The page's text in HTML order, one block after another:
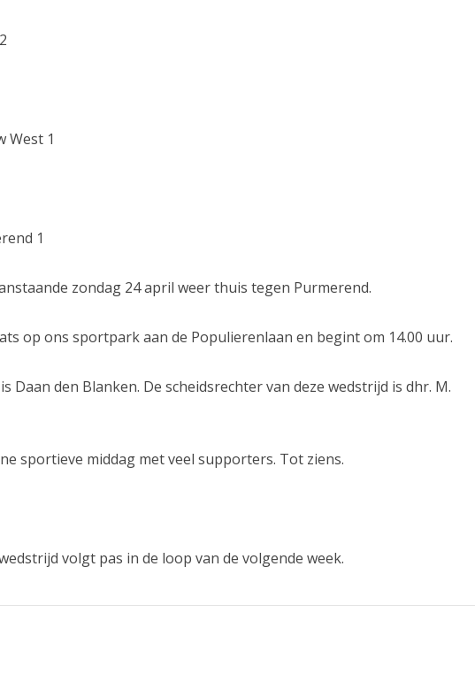
West 1
1
zondag 24 april weer thuis tegen Purmerend.
op ons sportpark aan de Populierenlaan en begint om 14.00 uur.
Daan den Blanken. De scheidsrechter van deze wedstrijd is dhr. M.
sportieve middag met veel supporters. Tot ziens.
volgt pas in de loop van de volgende week.